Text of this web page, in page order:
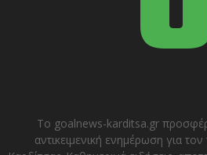
Το goalnews-karditsa.gr
αντικειμενική ενημέρωση για